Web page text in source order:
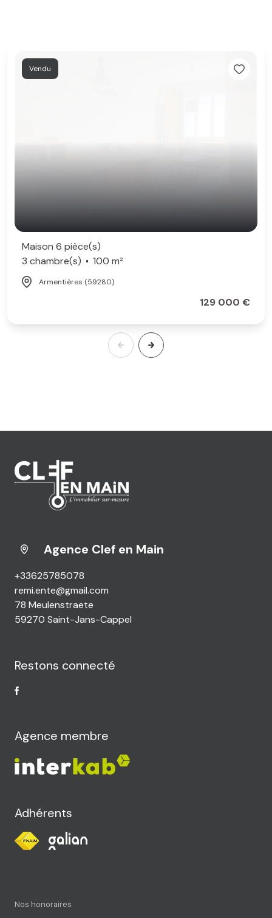
Vendu
Maison 6 pièce(s)
3 chambre(s)
100 m²
Armentières (59280)
129 000 €
Agence Clef en Main
+33625785078
remi.ente@gmail.com
78 Meulenstraete
59270 Saint-Jans-Cappel
Restons connecté
Agence membre
Adhérents
Nos honoraires